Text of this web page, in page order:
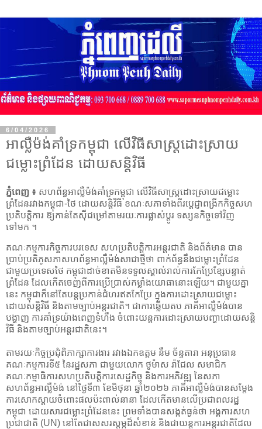
6/04/2026
អាល្លឺម៉ង់គាំទ្រកម្ពុជា លើវិធីសាស្ត្រដោះស្រាយ
ជម្លោះព្រំដែន ដោយសន្តិវិធី
ភ្នំពេញ ៖ សហព័ន្ធអាល្លឺម៉ង់គាំទ្រកម្ពុជា លើវិធីសាស្ត្រដោះស្រាយជម្លោះ
ព្រំដែនរវាងកម្ពុជា-ថៃ ដោយសន្តិវិធី ខណៈសភាទាំងពីរប្តេជ្ញាពង្រីកកិច្ចសហ
ប្រតិបត្តិការ ឱ្យកាន់តែស៊ីជម្រៅតាមរយៈការផ្លាស់ប្ដូរ ទស្សនកិច្ចទៅវិញ
ទៅមក ។
គណៈកម្មការកិច្ចការបរទេស សហប្រតិបត្តិការអន្តរជាតិ និងព័ត៌មាន បាន
ប្រាប់ប្រតិភូសភាសហព័ន្ធអាល្លឺម៉ង់សាជាថ្មីថា ពាក់ព័ន្ធនឹងជម្លោះព្រំដែន
ជាមួយប្រទេសថៃ កម្ពុជាដាច់ខាតមិនទទួលស្គាល់រាល់ការកែប្រែខ្សែបន្ទាត់
ព្រំដែន ដែលកើតចេញពីការប្រើប្រាស់កម្លាំងយោធានោះឡើយ។ ជាមួយគ្នា
នេះ កម្ពុជាក៏នៅតែបន្តប្រកាន់ជំហរឥតកែប្រែ ក្នុងការដោះស្រាយជម្លោះ
ដោយសន្តិវិធី និងតាមច្បាប់អន្តរជាតិ។ ជាការឆ្លើយតប ភាគីអាល្លឺម៉ង់បាន
បង្ហាញ ការគាំទ្រយ៉ាងពេញទំហឹង ចំពោះយន្តការដោះស្រាយបញ្ហាដោយសន្តិ
វិធី និងតាមច្បាប់អន្តរជាតិនេះ។
តាមរយៈកិច្ចប្រជុំពិភាក្សាការងារ រវាងឯកឧត្តម នឹម ច័ន្ទតារា អនុប្រធាន
គណៈកម្មការទី៥ នៃរដ្ឋសភា ជាមួយលោក ថូម៉ាស រ៉ាជែល សមាជិក
គណៈកម្មាធិការសហប្រតិបត្តិការសេដ្ឋកិច្ច និងការអភិវឌ្ឍ នៃសភា
សហព័ន្ធអាល្លឺម៉ង់ នៅថ្ងៃទី៣ ខែមិថុនា ឆ្នាំ២០២៦ ភាគីអាល្លឺម៉ង់បានសម្តែង
ការសោកស្តាយចំពោះផលប៉ះពាល់នានា ដែលកើតមានលើប្រជាពលរដ្ឋ
កម្ពុជា ដោយសារជម្លោះព្រំដែននេះ ព្រមទាំងបានសង្កត់ធ្ងន់ថា អង្គការសហ
ប្រជាជាតិ (UN) នៅតែជាសសរស្តម្ភដ៏សំខាន់ និងជាយន្តការអន្តរជាតិដែល